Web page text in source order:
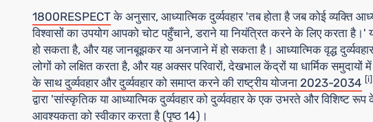
1800RESPECTके अनुसार, आध्यात्मिक दुर्व्यवहार 'तब होता है जब कोई व्यक्ति
विश्वासों का उपयोग आपको चोट पहुँचाने, डराने या नियंत्रित करने के लिए करता है।'
हो सकता है, और यह जानबूझकर या अनजाने में हो सकता है। आध्यात्मिक वृद्ध
लोगों को लक्षित करता है, और यह अक्सर परिवारों, देखभाल केंद्रों या धार्मिक समुदायों
के साथ दुर्व्यवहार और दुर्व्यवहार को समाप्त करने की राष्ट्रीय योजना 2023-2034 [i]
द्वारा 'सांस्कृतिक या आध्यात्मिक दुर्व्यवहार को दुर्व्यवहार के एक उभरते और विशिष्ट
आवश्यकता को स्वीकार करता है (पृष्ठ 14)।